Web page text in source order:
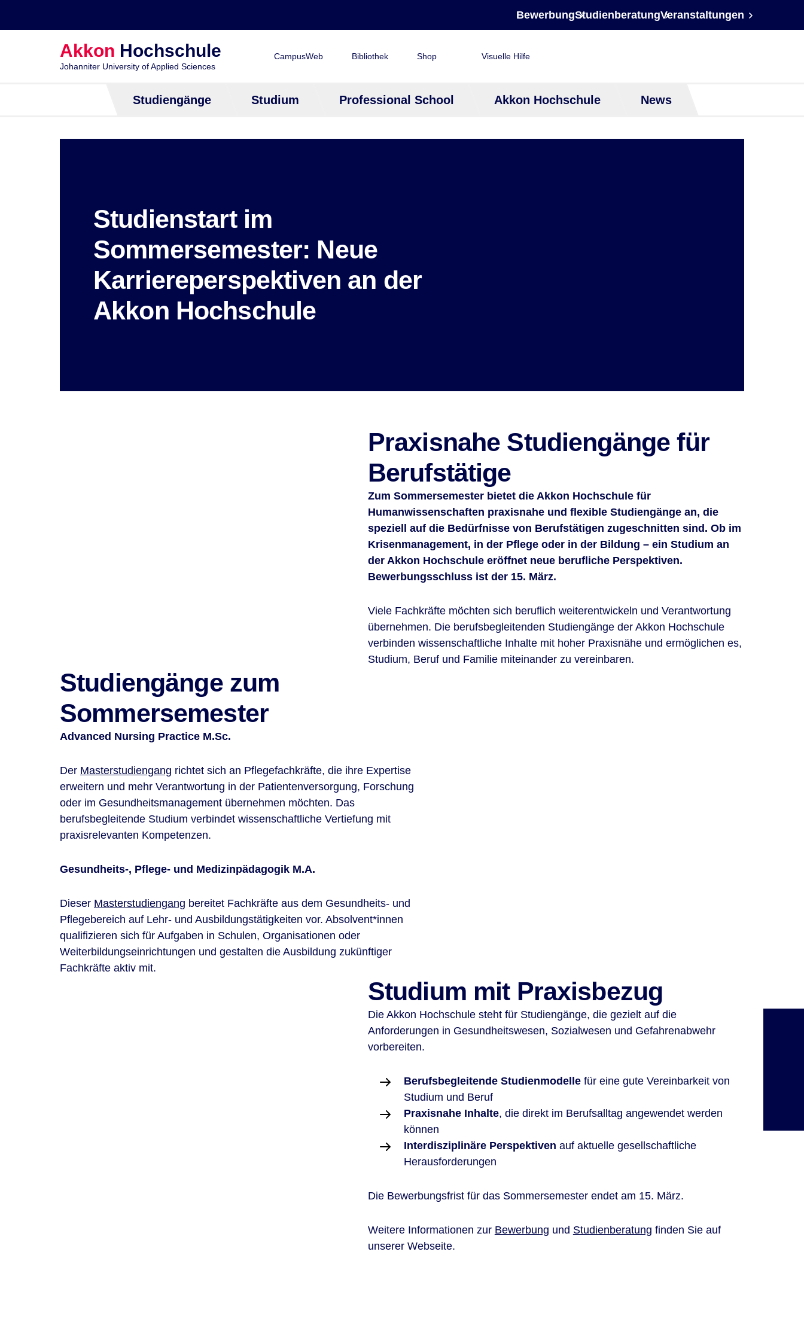
BewerbungStudienberatungVeranstaltungen
Akkon Hochschule
Johanniter University of Applied Sciences
CampusWeb Bibliothek Shop Visuelle Hilfe
Studiengänge Studium Professional School Akkon Hochschule News
Studienstart im
Sommersemester: Neue
Karriereperspektiven an der
Akkon Hochschule
Praxisnahe Studiengänge für
Berufstätige
Zum Sommersemester bietet die Akkon Hochschule für
Humanwissenschaften praxisnahe und flexible Studiengänge an, die
speziell auf die Bedürfnisse von Berufstätigen zugeschnitten sind. Ob im
Krisenmanagement, in der Pflege oder in der Bildung – ein Studium an
der Akkon Hochschule eröffnet neue berufliche Perspektiven.
Bewerbungsschluss ist der 15. März.
Viele Fachkräfte möchten sich beruflich weiterentwickeln und Verantwortung
übernehmen. Die berufsbegleitenden Studiengänge der Akkon Hochschule
verbinden wissenschaftliche Inhalte mit hoher Praxisnähe und ermöglichen es,
Studium, Beruf und Familie miteinander zu vereinbaren.
Studiengänge zum
Sommersemester
Advanced Nursing Practice M.Sc.
Der Masterstudiengang richtet sich an Pflegefachkräfte, die ihre Expertise
erweitern und mehr Verantwortung in der Patientenversorgung, Forschung
oder im Gesundheitsmanagement übernehmen möchten. Das
berufsbegleitende Studium verbindet wissenschaftliche Vertiefung mit
praxisrelevanten Kompetenzen.
Gesundheits-, Pflege- und Medizinpädagogik M.A.
Dieser Masterstudiengang bereitet Fachkräfte aus dem Gesundheits- und
Pflegebereich auf Lehr- und Ausbildungstätigkeiten vor. Absolvent*innen
qualifizieren sich für Aufgaben in Schulen, Organisationen oder
Weiterbildungseinrichtungen und gestalten die Ausbildung zukünftiger
Fachkräfte aktiv mit.
Studium mit Praxisbezug
Die Akkon Hochschule steht für Studiengänge, die gezielt auf die
Anforderungen in Gesundheitswesen, Sozialwesen und Gefahrenabwehr
vorbereiten.
Berufsbegleitende Studienmodellefür eine gute Vereinbarkeit von
Studium und Beruf
Praxisnahe Inhalte, die direkt im Berufsalltag angewendet werden
können
Interdisziplinäre Perspektiven auf aktuelle gesellschaftliche
Herausforderungen
Die Bewerbungsfrist für das Sommersemester endet am 15. März.
Weitere Informationen zur Bewerbung und Studienberatung finden Sie auf
unserer Webseite.